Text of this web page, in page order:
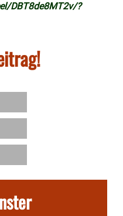
DBT8de8MT2v/?